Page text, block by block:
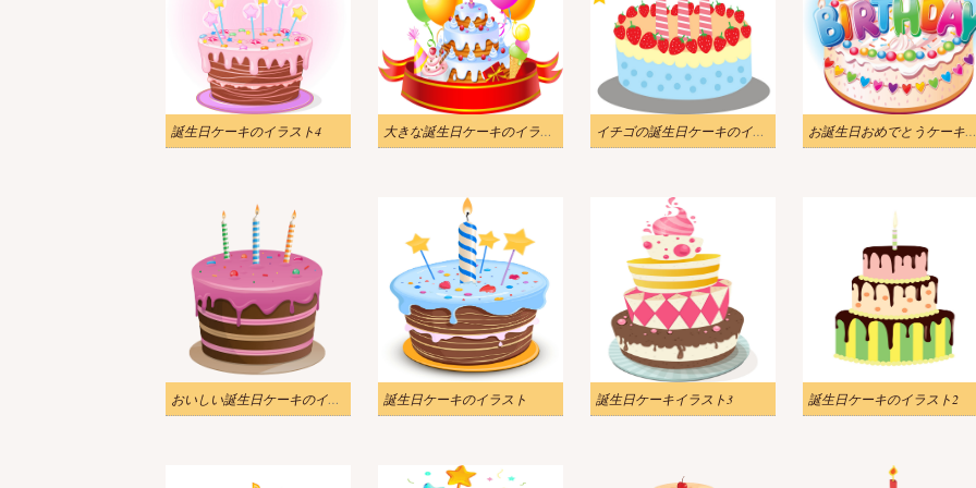
誕生日ケーキのイラスト4 大きな誕生日ケーキのイラスト イチゴの誕生日ケーキのイラスト お誕生日おめでとうケーキのイラスト
おいしい誕生日ケーキのイラスト透明 誕生日ケーキのイラスト 誕生日ケーキイラスト3 誕生日ケーキのイラスト2